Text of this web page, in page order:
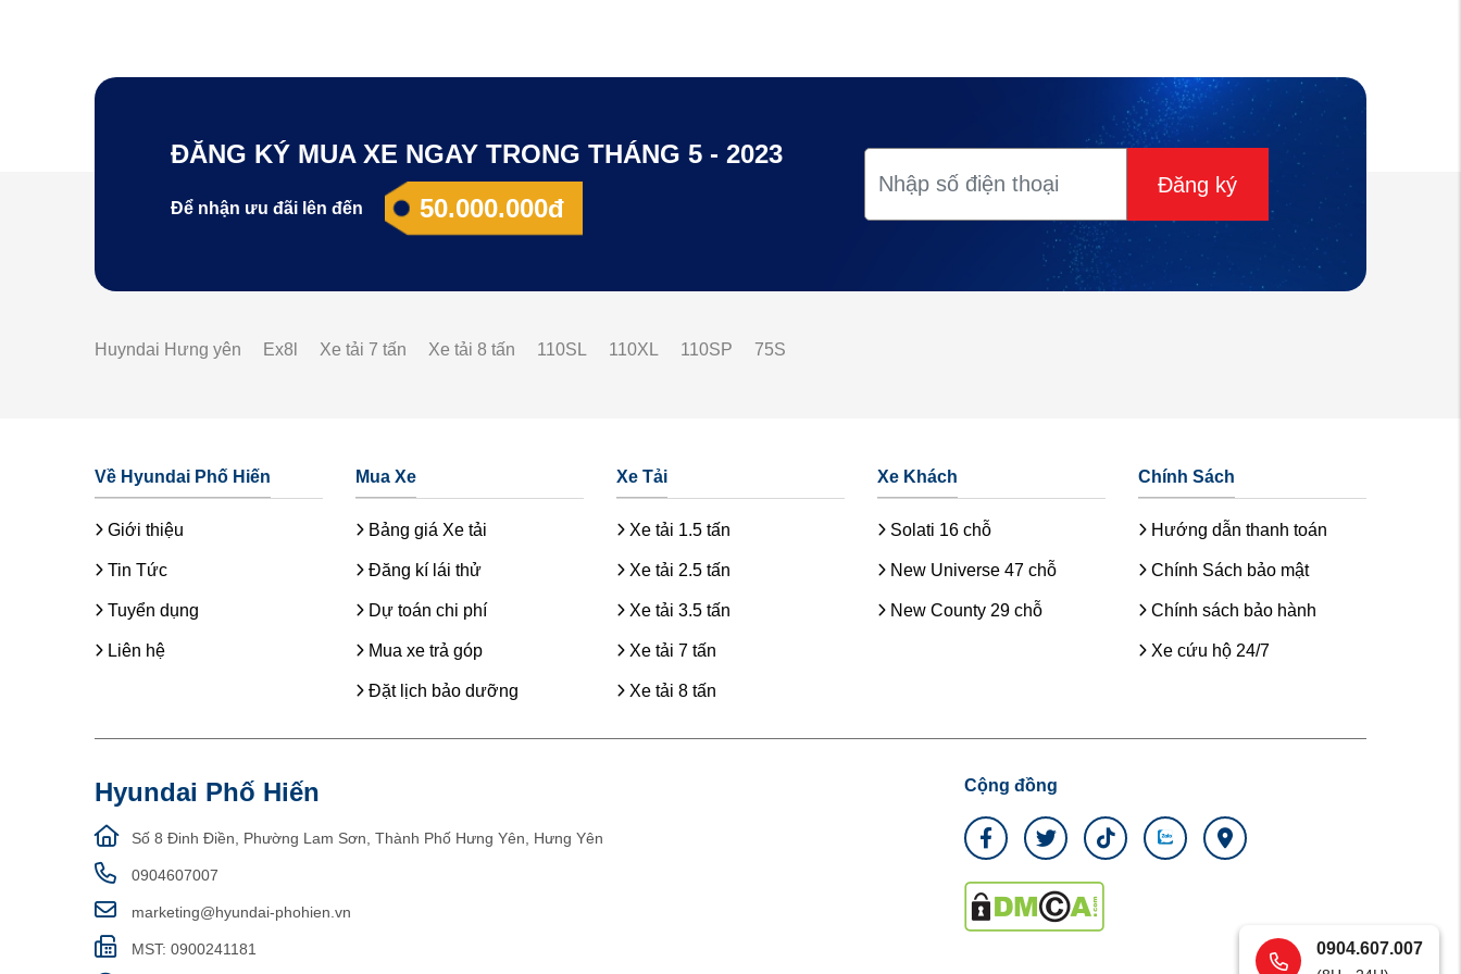
ĐĂNG KÝ MUA XE NGAY TRONG THÁNG 5 - 2023
Để nhận ưu đãi lên đến 50.000.000đ
Đăng ký
Huyndai Hưng yên Ex8l Xe tải 7 tấn Xe tải 8 tấn 110SL 110XL 110SP 75S
Về Hyundai Phố Hiến
Giới thiệu
Tin Tức
Tuyển dụng
Liên hệ
Mua Xe
Bảng giá Xe tải
Đăng kí lái thử
Dự toán chi phí
Mua xe trả góp
Đặt lịch bảo dưỡng
Xe Tải
Xe tải 1.5 tấn
Xe tải 2.5 tấn
Xe tải 3.5 tấn
Xe tải 7 tấn
Xe tải 8 tấn
Xe Khách
Solati 16 chỗ
New Universe 47 chỗ
New County 29 chỗ
Chính Sách
Hướng dẫn thanh toán
Chính Sách bảo mật
Chính sách bảo hành
Xe cứu hộ 24/7
Hyundai Phố Hiến
Số 8 Đinh Điền, Phường Lam Sơn, Thành Phố Hưng Yên, Hưng Yên
0904607007
marketing@hyundai-phohien.vn
MST: 0900241181
Cộng đồng
0904.607.007